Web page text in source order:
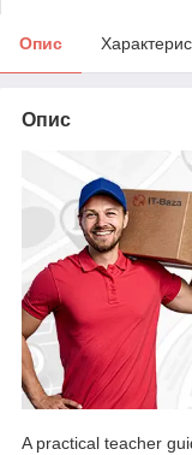
Опис
Опис
A practical teacher